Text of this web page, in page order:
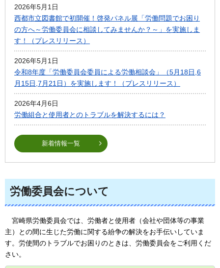
2026年5月1日
西都市立図書館で初開催！啓発パネル展「労働問題でお困り
の方へ～労働委員会に相談してみませんか？～」を実施しま
す！（プレスリリース）
2026年5月1日
令和8年度「労働委員会委員による労働相談会」（5月18日,6
月15日,7月21日）を実施します！（プレスリリース）
2026年4月6日
労働組合と使用者とのトラブルを解決するには？
新着情報一覧
労働委員会について
宮崎県労働委員会では、労働者と使用者（会社や団体等の事業
主）との間に生じた労働に関する紛争の解決をお手伝いしていま
す。労使間のトラブルでお困りのときは、労働委員会をご利用くだ
さい。